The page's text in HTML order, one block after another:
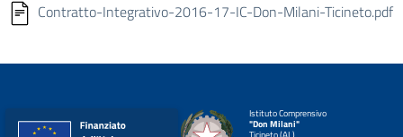
Contratto-Integrativo-2016-17-IC-Don-Milani-Ticineto.pdf
Istituto Comprensivo
"Don Milani"